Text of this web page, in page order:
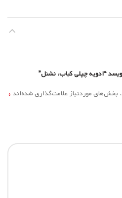
“ادویه چپلی کباب، نشنل”
بخش‌های موردنیاز علامت‌گذاری شده‌اند*